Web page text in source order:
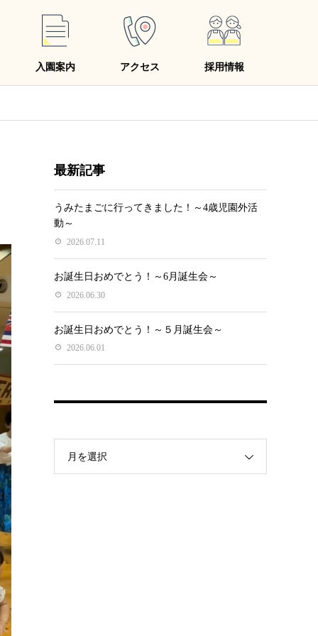
入園案内 アクセス 採用情報
最新記事
うみたまごに行ってきました！～4歳児園外活
動～
2026.07.11
お誕生日おめでとう！～6月誕生会～
2026.06.30
お誕生日おめでとう！～５月誕生会～
2026.06.01
月を選択